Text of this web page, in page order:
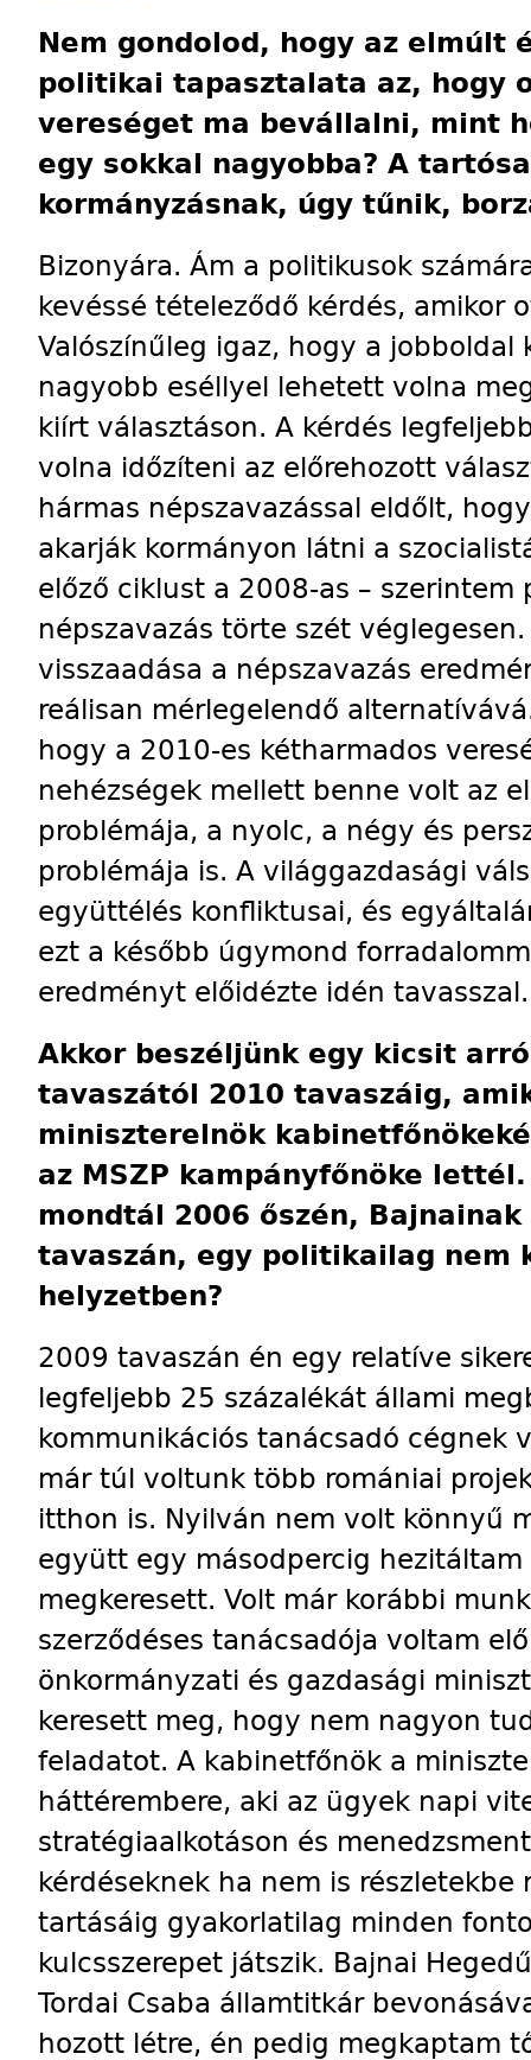
Nem gondolod, hogy az elmúlt
politikai tapasztalata az, hogy
vereséget ma bevállalni, mint
egy sokkal nagyobba? A
kormányzásnak, úgy tűnik,
Bizonyára. Ám a politikusok
kevéssé tételeződő kérdés, amikor
Valószínűleg igaz, hogy a jobboldal
nagyobb eséllyel lehetett volna
kiírt választáson. A kérdés
volna időzíteni az előrehozott
hármas népszavazással eldőlt,
akarják kormányon látni a
előző ciklust a 2008-as – szerintem
népszavazás törte szét
visszaadása a népszavazás
reálisan mérlegelendő
hogy a 2010-es kétharmados
nehézségek mellett benne volt az
problémája, a nyolc, a négy és
problémája is. A világgazdasági
együttélés konfliktusai, és
ezt a később úgymond
eredményt előidézte idén tavasszal.
Akkor beszéljünk egy kicsit
tavaszától 2010 tavaszáig,
miniszterelnök
az MSZP kampányfőnöke
mondtál 2006 őszén,
tavaszán, egy politikailag nem
helyzetben?
2009 tavaszán én egy relatíve
legfeljebb 25 százalékát állami
kommunikációs tanácsadó cégnek
már túl voltunk több romániai
itthon is. Nyilván nem volt könnyű
együtt egy másodpercig hezitáltam
megkeresett. Volt már korábbi
szerződéses tanácsadója voltam
önkormányzati és gazdasági
keresett meg, hogy nem nagyon
feladatot. A kabinetfőnök a
háttérembere, aki az ügyek napi
stratégiaalkotáson és
kérdéseknek ha nem is
tartásáig gyakorlatilag minden
kulcsszerepet játszik. Bajnai
Tordai Csaba államtitkár
hozott létre, én pedig megkaptam